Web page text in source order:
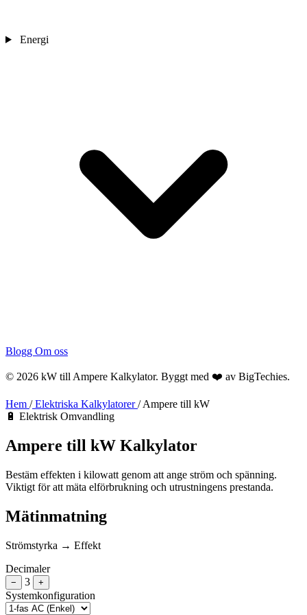
Energi
Blogg Om oss
© 2026 kW till Ampere Kalkylator. Byggt med ❤️ av BigTechies.
Hem /Elektriska Kalkylatorer/Ampere till kW
🔋 Elektrisk Omvandling
Ampere till kW Kalkylator
Bestäm effekten i kilowatt genom att ange ström och spänning.
Viktigt för att mäta elförbrukning och utrustningens prestanda.
Mätinmatning
Strömstyrka → Effekt
Decimaler
− 3 +
Systemkonfiguration